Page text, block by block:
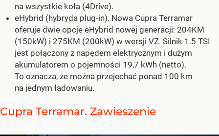
na wszystkie koła (4Drive).
eHybrid (hybryda plug-in). Nowa Cupra Terramar
oferuje dwie opcje eHybrid nowej generacji: 204KM
(150kW) i 275KM (200kW) w wersji VZ. Silnik 1.5 TSI
jest połączony z napędem elektrycznym i dużym
akumulatorem o pojemności 19,7 kWh (netto).
To oznacza, że można przejechać ponad 100 km
na jednym ładowaniu.
Cupra Terramar. Zawieszenie